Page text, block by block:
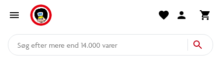
mere end 14.000 varer